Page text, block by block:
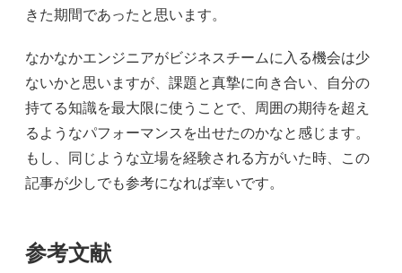
きた期間であったと思います。
なかなかエンジニアがビジネスチームに入る機会は少
ないかと思いますが、課題と真摯に向き合い、自分の
持てる知識を最大限に使うことで、周囲の期待を超え
るようなパフォーマンスを出せたのかなと感じます。
もし、同じような立場を経験される方がいた時、この
記事が少しでも参考になれば幸いです。
参考文献